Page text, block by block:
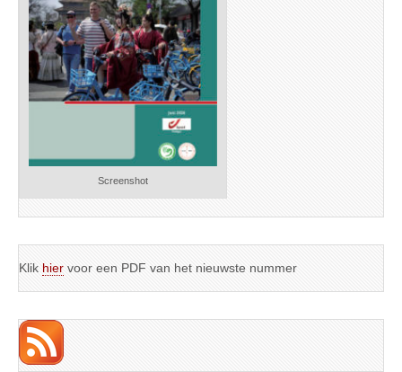
Screenshot
Klik hier voor een PDF van het nieuwste nummer